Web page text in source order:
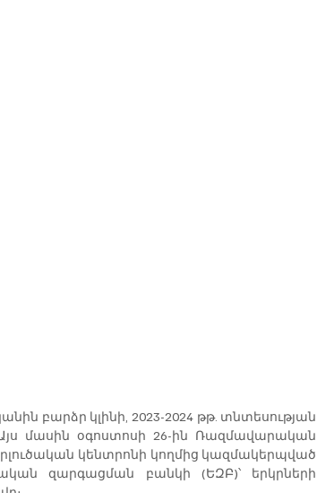
բարձր կլինի, 2023-2024 թթ. տնտեսության
մասին օգոստոսի 26-ին Ռազմավարական
կենտրոնի կողմից կազմակերպված
զարգացման բանկի (ԵԶԲ)՝ երկրների